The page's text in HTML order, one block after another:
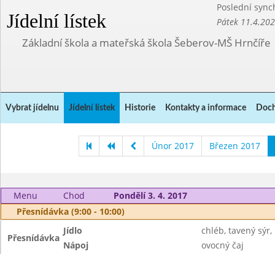
Jídelní lístek
Poslední
Pátek
Základní škola a mateřská škola Šeberov-MŠ Hrnčíře
Vybrat jídelnu Jídelní lístek Historie Kontakty a informace
Únor 2017 Březen 2017
Menu Chod
Pondělí 3. 4. 2017
Přesnídávka (9:00 - 10:00)
Přesnídávka
Jídlo
chléb, tavený sýr,
Nápoj
ovocný čaj